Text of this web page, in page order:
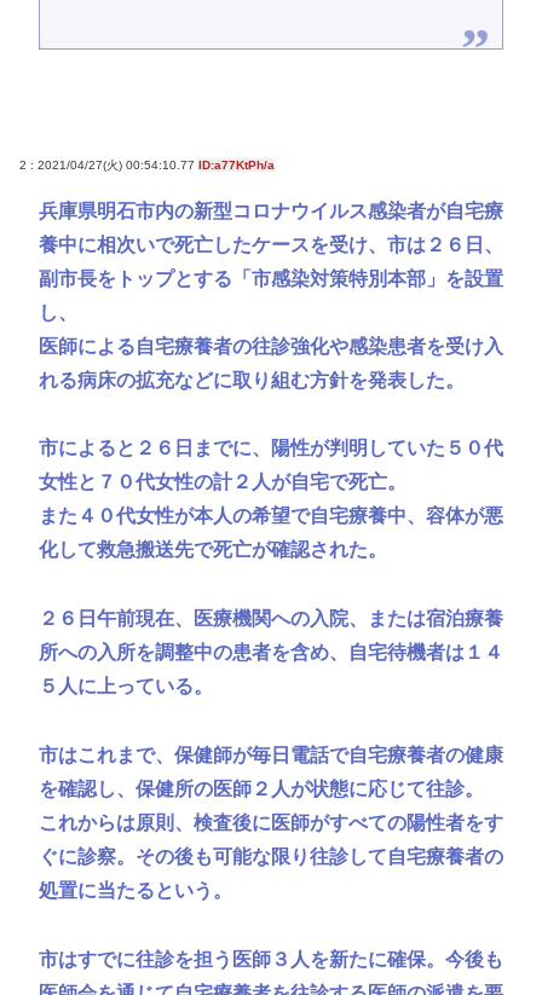
2 : 2021/04/27(火) 00:54:10.77 ID:a77KtPh/a
兵庫県明石市内の新型コロナウイルス感染者が自宅療
養中に相次いで死亡したケースを受け、市は２６日、
副市長をトップとする「市感染対策特別本部」を設置
し、
医師による自宅療養者の往診強化や感染患者を受け入
れる病床の拡充などに取り組む方針を発表した。
市によると２６日までに、陽性が判明していた５０代
女性と７０代女性の計２人が自宅で死亡。
また４０代女性が本人の希望で自宅療養中、容体が悪
化して救急搬送先で死亡が確認された。
２６日午前現在、医療機関への入院、または宿泊療養
所への入所を調整中の患者を含め、自宅待機者は１４
５人に上っている。
市はこれまで、保健師が毎日電話で自宅療養者の健康
を確認し、保健所の医師２人が状態に応じて往診。
これからは原則、検査後に医師がすべての陽性者をす
ぐに診察。その後も可能な限り往診して自宅療養者の
処置に当たるという。
市はすでに往診を担う医師３人を新たに確保。今後も